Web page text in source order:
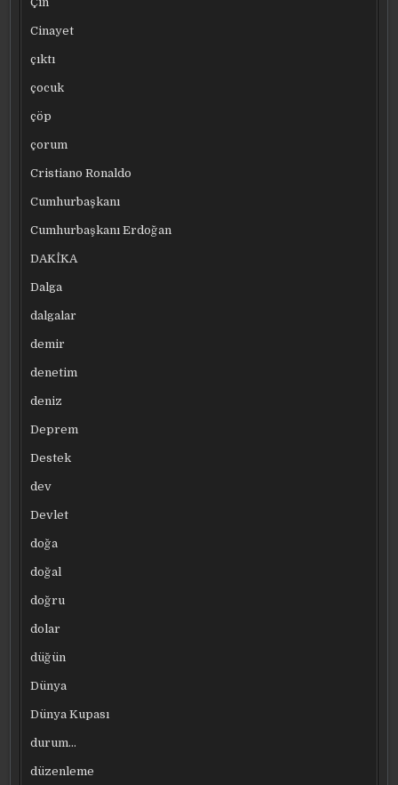
Cinayet
çıktı
çocuk
çöp
çorum
Cristiano Ronaldo
Cumhurbaşkanı
Cumhurbaşkanı Erdoğan
DAKİKA
Dalga
dalgalar
demir
denetim
deniz
Deprem
Destek
dev
Devlet
doğa
doğal
doğru
dolar
düğün
Dünya
Dünya Kupası
durum…
düzenleme